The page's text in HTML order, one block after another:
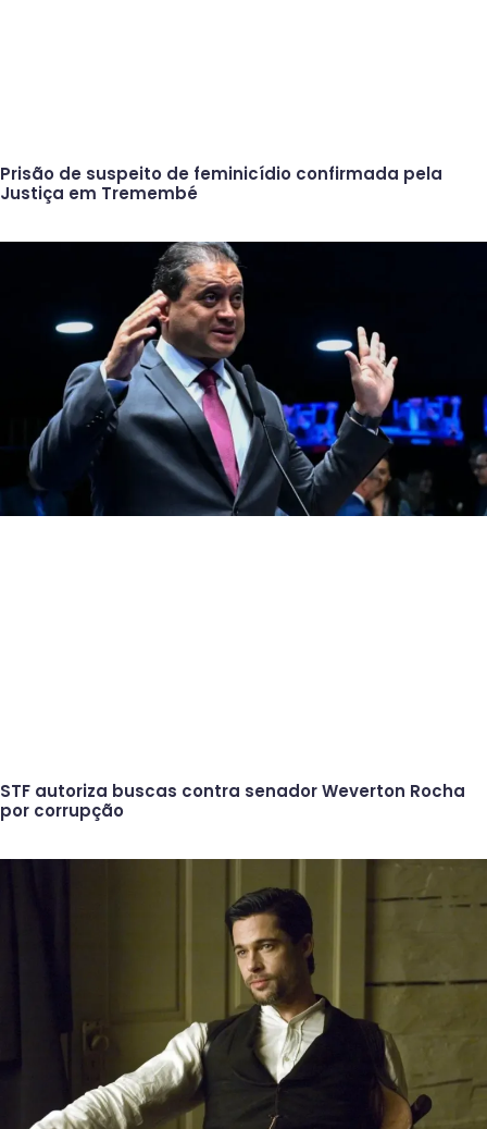
Prisão de suspeito de feminicídio confirmada pela
Justiça em Tremembé
STF autoriza buscas contra senador Weverton Rocha
por corrupção